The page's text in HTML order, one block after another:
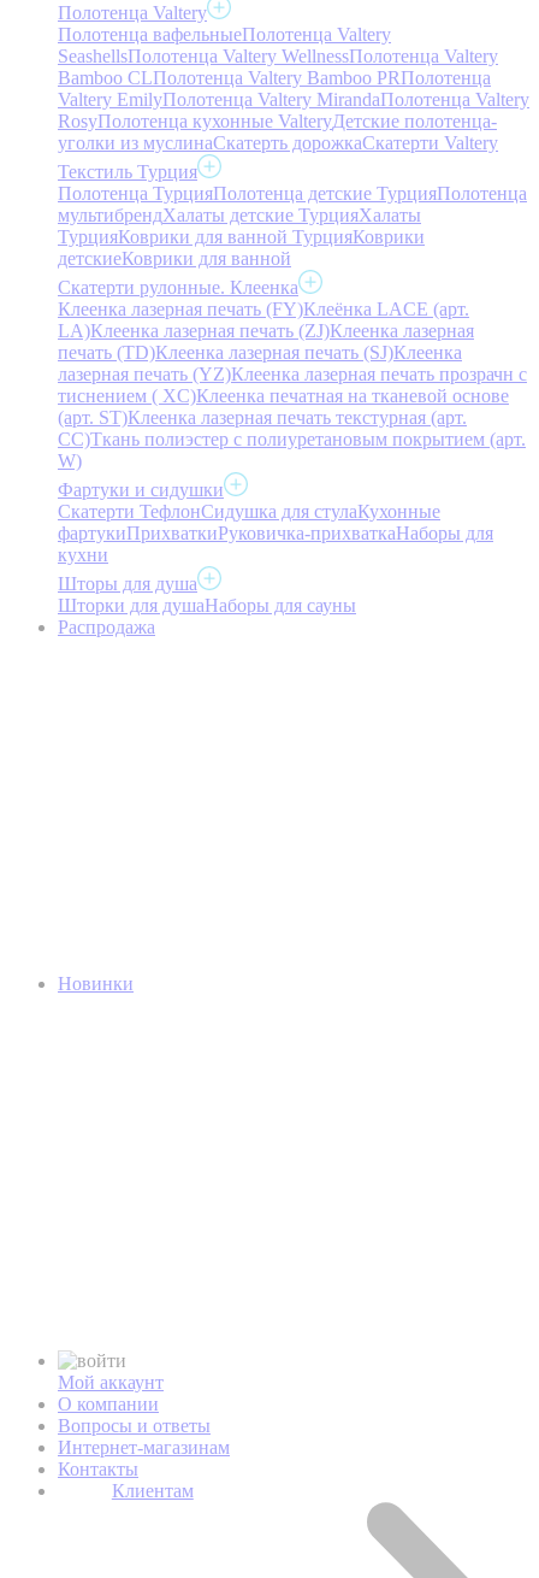
Полотенца Valtery
Полотенца вафельныеПолотенца Valtery
SeashellsПолотенца Valtery WellnessПолотенца Valtery
Bamboo CLПолотенца Valtery Bamboo PRПолотенца
Valtery EmilyПолотенца Valtery MirandaПолотенца Valtery
RosyПолотенца кухонные ValteryДетские полотенца-
уголки из муслинаСкатерть дорожкаСкатерти Valtery
Текстиль Турция
Полотенца ТурцияПолотенца детские ТурцияПолотенца
мультибрендХалаты детские ТурцияХалаты
ТурцияКоврики для ванной ТурцияКоврики
детскиеКоврики для ванной
Скатерти рулонные. Клеенка
Клеенка лазерная печать (FY)Клеёнка LACE (арт.
LA)Клеенка лазерная печать (ZJ)Клеенка лазерная
печать (TD)Клеенка лазерная печать (SJ)Клеенка
лазерная печать (YZ)Клеенка лазерная печать прозрачн с
тиснением ( XC)Клеенка печатная на тканевой основе
(арт. ST)Клеенка лазерная печать текстурная (арт.
CC)Ткань полиэстер с полиуретановым покрытием (арт.
W)
Фартуки и сидушки
Скатерти ТефлонСидушка для стулаКухонные
фартукиПрихваткиРуковичка-прихваткаНаборы для
кухни
Шторы для душа
Шторки для душаНаборы для сауны
Распродажа
Новинки
Мой аккаунт
О компании
Вопросы и ответы
Интернет-магазинам
Контакты
Клиентам